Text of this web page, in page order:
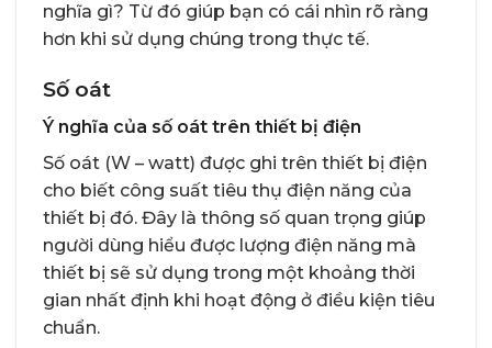
nghĩa gì? Từ đó giúp bạn có cái nhìn rõ ràng
hơn khi sử dụng chúng trong thực tế.
Số oát
Ý nghĩa của số oát trên thiết bị điện
Số oát (W – watt) được ghi trên thiết bị điện
cho biết công suất tiêu thụ điện năng của
thiết bị đó. Đây là thông số quan trọng giúp
người dùng hiểu được lượng điện năng mà
thiết bị sẽ sử dụng trong một khoảng thời
gian nhất định khi hoạt động ở điều kiện tiêu
chuẩn.